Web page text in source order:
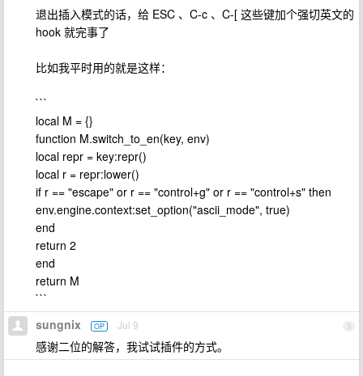
退出插入模式的话，给 ESC 、C-c 、C-[ 这些键加个强切英文的
hook 就完事了
比如我平时用的就是这样：
```
local M = {}
function M.switch_to_en(key, env)
local repr = key:repr()
local r = repr:lower()
if r == "escape" or r == "control+g" or r == "control+s" then
env.engine.context:set_option("ascii_mode", true)
end
return 2
end
return M
```
3
sungnix OP Jul 9
感谢二位的解答，我试试插件的方式。